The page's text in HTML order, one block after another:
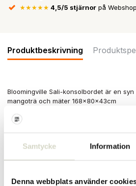
Samtycke Information
Denna webbplats använder
★★★★★ 4,5/5 stjärnor på
Produktbeskrivning
Bloomingville Sali-konsolbordet är en
mangoträ och mäter 168x80x43cm
Storlek: längd 168 x höjd 80 x bredd 43cm
Övrigt: rengör med en fuktig trasa. Det